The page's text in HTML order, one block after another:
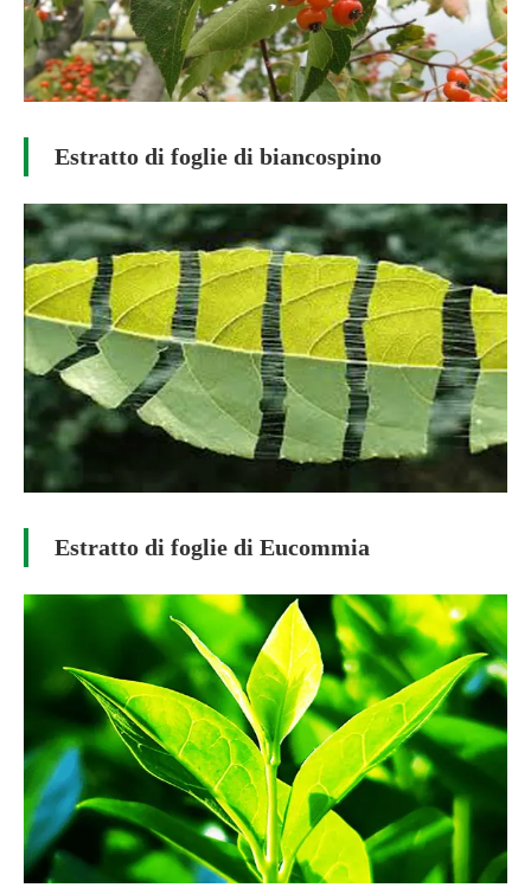
Estratto di foglie di biancospino
Estratto di foglie di Eucommia